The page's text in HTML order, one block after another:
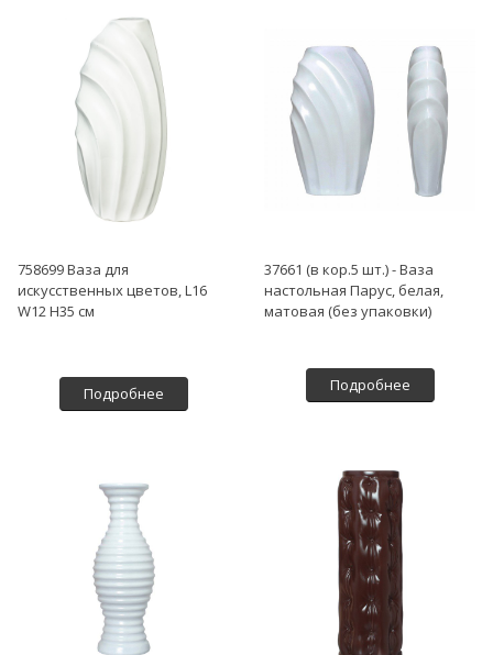
758699 Ваза для
искусственных цветов, L16
W12 H35 см
Подробнее
37661 (в кор.5 шт.) - Ваза
настольная Парус, белая,
матовая (без упаковки)
Подробнее